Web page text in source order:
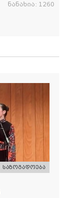
ნანახია: 1260
საზოგადოება